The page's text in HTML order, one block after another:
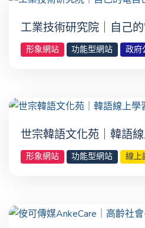
工業技術研究院｜自己
形象網站 功能型網站 政府
世宗韓語文化苑｜韓語
形象網站 功能型網站 線上